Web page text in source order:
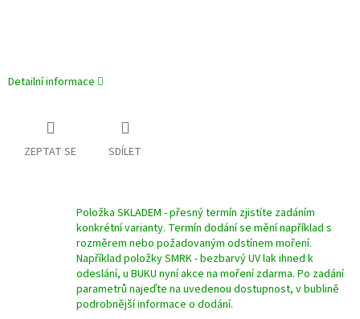
Detailní informace
ZEPTAT SE SDÍLET
Položka SKLADEM - přesný termín zjistíte zadáním
konkrétní varianty. Termín dodání se mění například s
rozměrem nebo požadovaným odstínem moření.
Například položky SMRK - bezbarvý UV lak ihned k
odeslání, u BUKU nyní akce na moření zdarma. Po zadání
parametrů najeďte na uvedenou dostupnost, v bublině
podrobnější informace o dodání.